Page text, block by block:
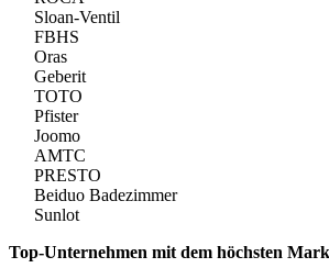
Sloan-Ventil
FBHS
Oras
Geberit
TOTO
Pfister
Joomo
AMTC
PRESTO
Beiduo Badezimmer
Sunlot
Top-Unternehmen mit dem höchsten